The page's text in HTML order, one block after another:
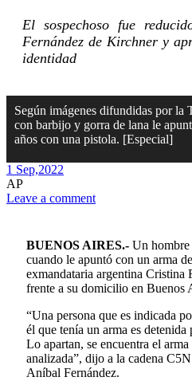
El sospechoso fue
Fernández de Kirchner y
identidad
Según imágenes difundidas por la
con barbijo y gorra de lana le
años con una pistola. [Especial]
1 Sep,2022
AP
Leave a comment
BUENOS AIRES.- Un hombre
cuando le apuntó con un arma
exmandataria argentina Cristina
frente a su domicilio en Buenos
“Una persona que es indicada
él que tenía un arma es
Lo apartan, se encuentra el
analizada”, dijo a la cadena
Aníbal Fernández.